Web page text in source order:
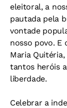
eleitoral, a
pautada pela
vontade
nosso povo. E
Maria
tantos heróis
liberdade.
Celebrar a